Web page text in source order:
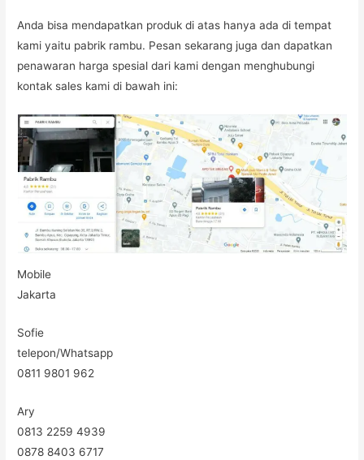
Anda bisa mendapatkan produk di atas hanya ada di tempat
kami yaitu pabrik rambu. Pesan sekarang juga dan dapatkan
penawaran harga spesial dari kami dengan menghubungi
kontak sales kami di bawah ini:
Mobile
Jakarta
Sofie
telepon/Whatsapp
0811 9801 962
Ary
0813 2259 4939
0878 8403 6717